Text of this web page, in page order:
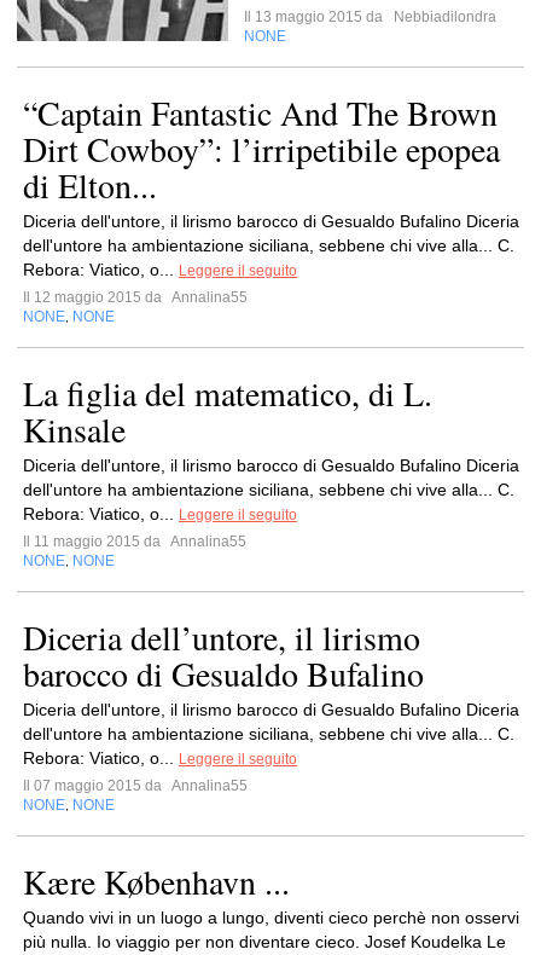
Il 13 maggio 2015 da
Nebbiadilondra
NONE
“Captain Fantastic And The Brown
Dirt Cowboy”: l’irripetibile epopea
di Elton...
Diceria dell'untore, il lirismo barocco di Gesualdo Bufalino Diceria
dell'untore ha ambientazione siciliana, sebbene chi vive alla... C.
Rebora: Viatico, o...
Leggere il seguito
Il 12 maggio 2015 da Annalina55
NONE NONE
La figlia del matematico, di L.
Kinsale
Diceria dell'untore, il lirismo barocco di Gesualdo Bufalino Diceria
dell'untore ha ambientazione siciliana, sebbene chi vive alla... C.
Rebora: Viatico, o...
Leggere il seguito
Il 11 maggio 2015 da Annalina55
NONE NONE
Diceria dell’untore, il lirismo
barocco di Gesualdo Bufalino
Diceria dell'untore, il lirismo barocco di Gesualdo Bufalino Diceria
dell'untore ha ambientazione siciliana, sebbene chi vive alla... C.
Rebora: Viatico, o...
Leggere il seguito
Il 07 maggio 2015 da Annalina55
NONE NONE
Kære København ...
Quando vivi in un luogo a lungo, diventi cieco perchè non osservi
più nulla. Io viaggio per non diventare cieco. Josef Koudelka Le